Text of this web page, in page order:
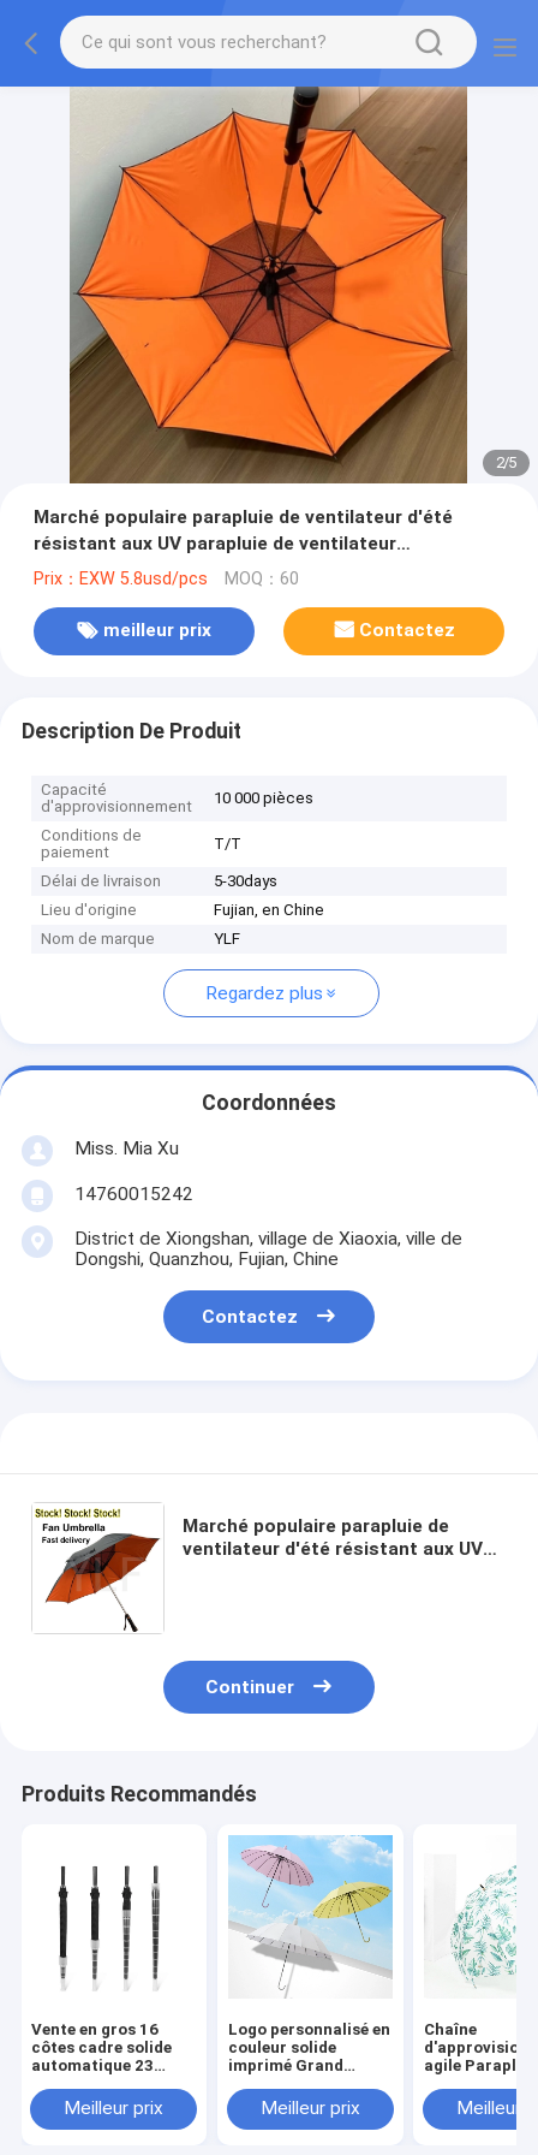
2/5
Marché populaire parapluie de ventilateur d'été
résistant aux UV parapluie de ventilateur
imperméable 41 In Dia parapluie de soleil extérieur
Prix：EXW 5.8usd/pcs MOQ：60
meilleur prix Contactez
Description De Produit
Capacité
d'approvisionnement
10 000 pièces
Conditions de
paiement
T/T
Délai de livraison
5-30days
Lieu d'origine
Fujian, en Chine
Nom de marque
YLF
Regardez plus
Coordonnées
Miss. Mia Xu
14760015242
District de Xiongshan, village de Xiaoxia, ville de
Dongshi, Quanzhou, Fujian, Chine
Contactez
Marché populaire parapluie de
ventilateur d'été résistant aux UV
Continuer
Produits Recommandés
Vente en gros 16
côtes cadre solide
automatique 23
droit avec étui
étanche
Meilleur prix
Logo personnalisé en
couleur solide
imprimé Grand
boîtier étanche
Garder sec parapluie
Meilleur prix
Chaîne
agile
bois Parapluie
mode
Meilleur